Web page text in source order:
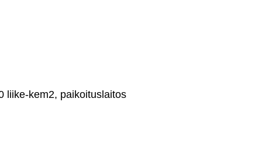
liike-kem2, paikoituslaitos